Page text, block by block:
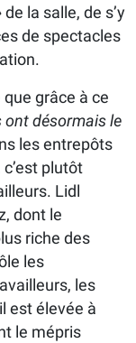
de la salle, de s’y
de spectacles
grâce à ce
ont désormais le
les entrepôts
plutôt
Lidl
dont le
riche des
les
les
est élevée à
le mépris